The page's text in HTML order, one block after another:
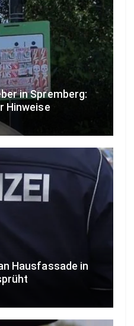
in Spremberg:
Hinweise
Hausfassade in